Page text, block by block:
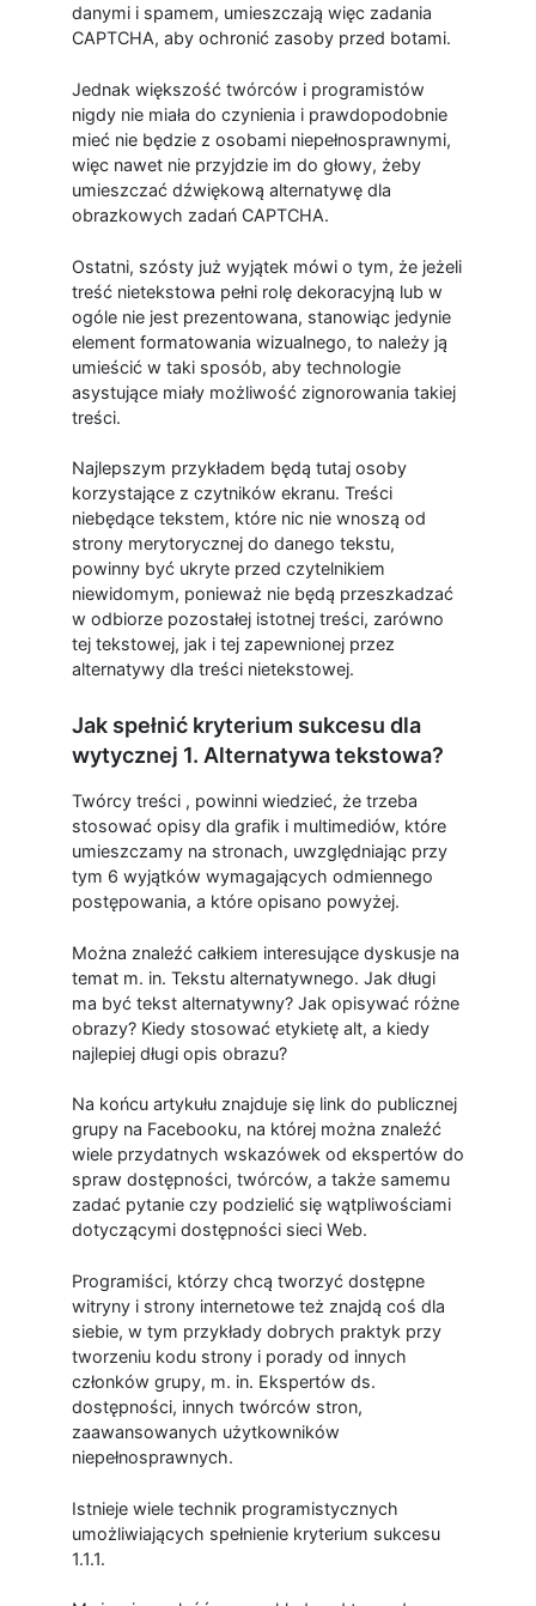
danymi i spamem, umieszczają więc zadania
CAPTCHA, aby ochronić zasoby przed botami.
Jednak większość twórców i programistów
nigdy nie miała do czynienia i prawdopodobnie
mieć nie będzie z osobami niepełnosprawnymi,
więc nawet nie przyjdzie im do głowy, żeby
umieszczać dźwiękową alternatywę dla
obrazkowych zadań CAPTCHA.
Ostatni, szósty już wyjątek mówi o tym, że jeżeli
treść nietekstowa pełni rolę dekoracyjną lub w
ogóle nie jest prezentowana, stanowiąc jedynie
element formatowania wizualnego, to należy ją
umieścić w taki sposób, aby technologie
asystujące miały możliwość zignorowania takiej
treści.
Najlepszym przykładem będą tutaj osoby
korzystające z czytników ekranu. Treści
niebędące tekstem, które nic nie wnoszą od
strony merytorycznej do danego tekstu,
powinny być ukryte przed czytelnikiem
niewidomym, ponieważ nie będą przeszkadzać
w odbiorze pozostałej istotnej treści, zarówno
tej tekstowej, jak i tej zapewnionej przez
alternatywy dla treści nietekstowej.
Jak spełnić kryterium sukcesu dla
wytycznej 1. Alternatywa tekstowa?
Twórcy treści , powinni wiedzieć, że trzeba
stosować opisy dla grafik i multimediów, które
umieszczamy na stronach, uwzględniając przy
tym 6 wyjątków wymagających odmiennego
postępowania, a które opisano powyżej.
Można znaleźć całkiem interesujące dyskusje na
temat m. in. Tekstu alternatywnego. Jak długi
ma być tekst alternatywny? Jak opisywać różne
obrazy? Kiedy stosować etykietę alt, a kiedy
najlepiej długi opis obrazu?
Na końcu artykułu znajduje się link do publicznej
grupy na Facebooku, na której można znaleźć
wiele przydatnych wskazówek od ekspertów do
spraw dostępności, twórców, a także samemu
zadać pytanie czy podzielić się wątpliwościami
dotyczącymi dostępności sieci Web.
Programiści, którzy chcą tworzyć dostępne
witryny i strony internetowe też znajdą coś dla
siebie, w tym przykłady dobrych praktyk przy
tworzeniu kodu strony i porady od innych
członków grupy, m. in. Ekspertów ds.
dostępności, innych twórców stron,
zaawansowanych użytkowników
niepełnosprawnych.
Istnieje wiele technik programistycznych
umożliwiających spełnienie kryterium sukcesu
1.1.1.